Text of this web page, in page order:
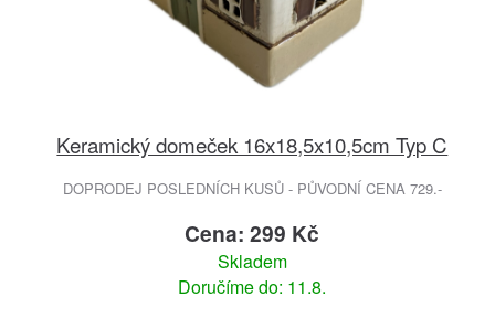
Keramický domeček 16x18,5x10,5cm Typ C
DOPRODEJ POSLEDNÍCH KUSŮ - PŮVODNÍ CENA 729.-
Cena: 299 Kč
Skladem
Doručíme do: 11.8.